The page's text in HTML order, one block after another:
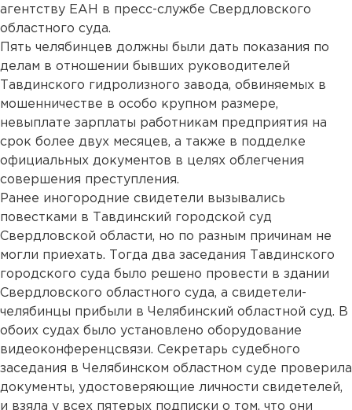
агентству ЕАН в пресс-службе Свердловского
областного суда.
Пять челябинцев должны были дать показания по
делам в отношении бывших руководителей
Тавдинского гидролизного завода, обвиняемых в
мошенничестве в особо крупном размере,
невыплате зарплаты работникам предприятия на
срок более двух месяцев, а также в подделке
официальных документов в целях облегчения
совершения преступления.
Ранее иногородние свидетели вызывались
повестками в Тавдинский городской суд
Свердловской области, но по разным причинам не
могли приехать. Тогда два заседания Тавдинского
городского суда было решено провести в здании
Свердловского областного суда, а свидетели-
челябинцы прибыли в Челябинский областной суд. В
обоих судах было установлено оборудование
видеоконференцсвязи. Секретарь судебного
заседания в Челябинском областном суде проверила
документы, удостоверяющие личности свидетелей,
и взяла у всех пятерых подписки о том, что они